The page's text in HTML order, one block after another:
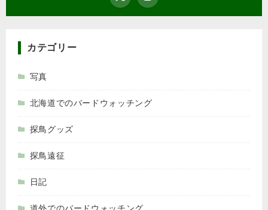
カテゴリー
写真
北海道でのバードウォッチング
探鳥グッズ
探鳥遠征
日記
道外でのバードウォッチング